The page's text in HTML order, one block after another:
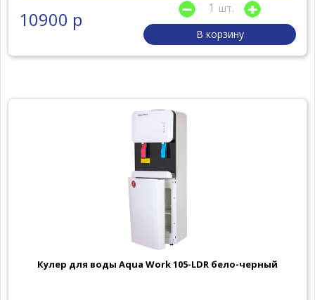
10900 р
шт.
В корзину
Кулер для воды Aqua Work 105-LDR бело-черный